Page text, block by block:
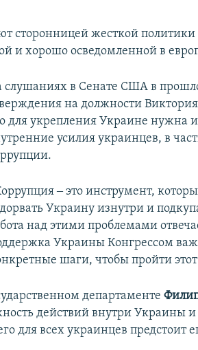
сторонницей жесткой
и хорошо осведомленной в
слушаниях в Сенате США в
на должности
для укрепления Украине нужна
усилия украинцев, в
‒ это инструмент,
Украину изнутри и
над этими проблемами
Украины Конгрессом
шаги, чтобы пройти этот
департаменте
действий внутри Украины и
для всех украинцев предстоит